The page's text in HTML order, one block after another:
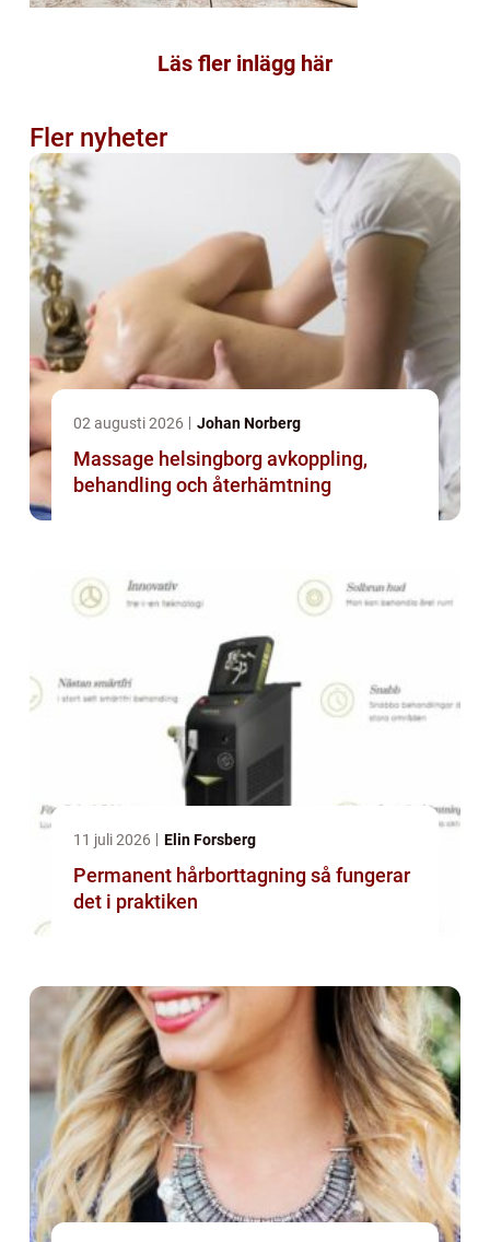
Läs fler inlägg här
Fler nyheter
02 augusti 2026 Johan Norberg
Massage helsingborg avkoppling,
behandling och återhämtning
11 juli 2026 Elin Forsberg
Permanent hårborttagning så fungerar
det i praktiken